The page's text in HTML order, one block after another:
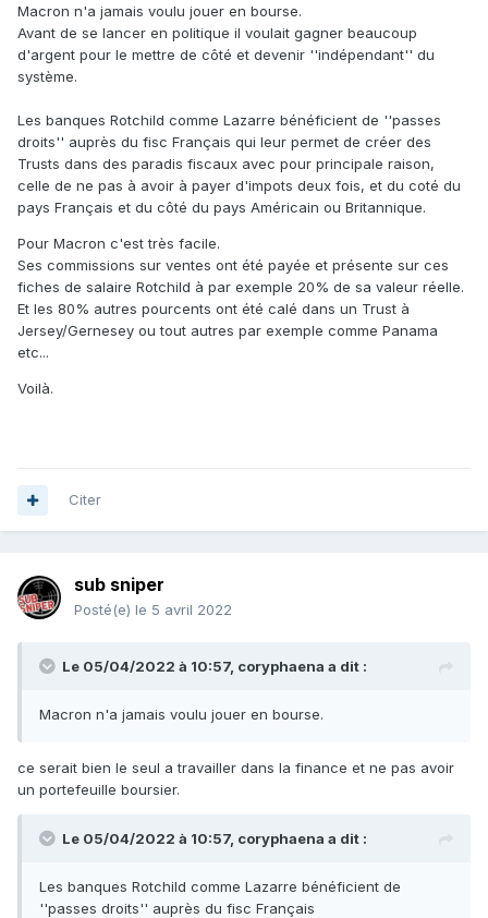
Macron n'a jamais voulu jouer en bourse.
Avant de se lancer en politique il voulait gagner beaucoup
d'argent pour le mettre de côté et devenir ''indépendant'' du
système.
Les banques Rotchild comme Lazarre bénéficient de ''passes
droits'' auprès du fisc Français qui leur permet de créer des
Trusts dans des paradis fiscaux avec pour principale raison,
celle de ne pas à avoir à payer d'impots deux fois, et du coté du
pays Français et du côté du pays Américain ou Britannique.
Pour Macron c'est très facile.
Ses commissions sur ventes ont été payée et présente sur ces
fiches de salaire Rotchild à par exemple 20% de sa valeur réelle.
Et les 80% autres pourcents ont été calé dans un Trust à
Jersey/Gernesey ou tout autres par exemple comme Panama
etc...
Voilà.
Citer
sub sniper
Posté(e) le 5 avril 2022
Le 05/04/2022 à 10:57, coryphaena a dit :
Macron n'a jamais voulu jouer en bourse.
ce serait bien le seul a travailler dans la finance et ne pas avoir
un portefeuille boursier.
Le 05/04/2022 à 10:57, coryphaena a dit :
Les banques Rotchild comme Lazarre bénéficient de
''passes droits'' auprès du fisc Français